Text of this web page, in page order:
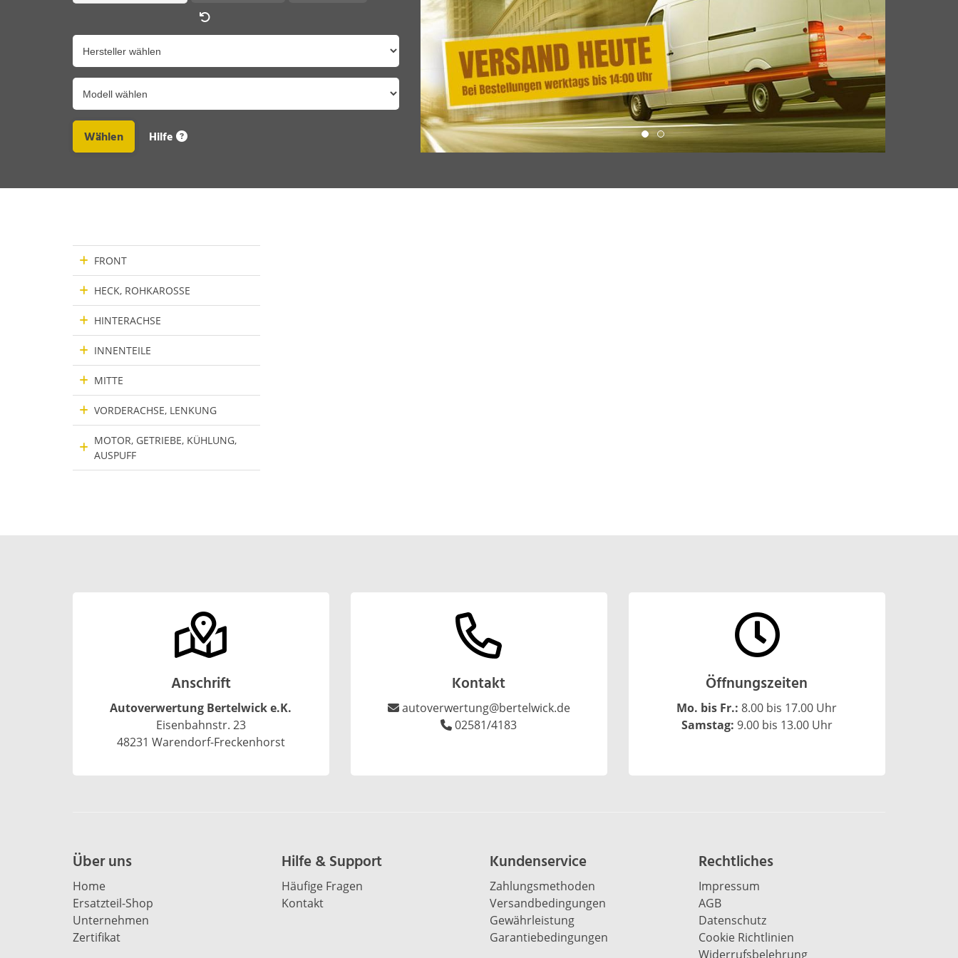
Hersteller
Modell
Hilfe
FRONT
HECK, ROHKAROSSE
HINTERACHSE
INNENTEILE
MITTE
VORDERACHSE, LENKUNG
MOTOR, GETRIEBE, KÜHLUNG,
AUSPUFF
Anschrift
Autoverwertung Bertelwick e.K.
Eisenbahnstr. 23
48231 Warendorf-Freckenhorst
Kontakt
autoverwertung@bertelwick.de
02581/4183
Öffnungszeiten
Mo. bis Fr.:8.00 bis 17.00 Uhr
Samstag: 9.00 bis 13.00 Uhr
Über uns
Home
Ersatzteil-Shop
Unternehmen
Zertifikat
Hilfe & Support
Häufige Fragen
Kontakt
Kundenservice
Zahlungsmethoden
Versandbedingungen
Gewährleistung
Garantiebedingungen
Rechtliches
Impressum
AGB
Datenschutz
Cookie Richtlinien
Widerrufsbelehrung